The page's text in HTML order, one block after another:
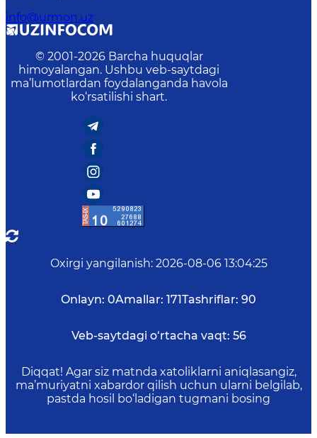
info@urmon.uz
© 2001-2026 Barcha huquqlar
himoyalangan. Ushbu veb-saytdagi
ma’lumotlardan foydalanganda havola
ko‘rsatilishi shart.
Oxirgi yangilanish: 2026-08-06 13:04:25
Onlayn: 0Amallar: 171Tashriflar: 90
Veb-saytdagi o‘rtacha vaqt: 56
Diqqat! Agar siz matnda xatoliklarni aniqlasangiz,
ma’muriyatni xabardor qilish uchun ularni belgilab,
pastda hosil bo‘ladigan tugmani bosing